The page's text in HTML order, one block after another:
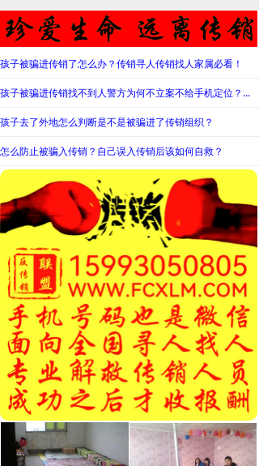
孩子被骗进传销了怎么办？传销寻人传销找人家属必看！
孩子被骗进传销找不到人警方为何不立案不给手机定位？警察不管怎么办？
孩子去了外地怎么判断是不是被骗进了传销组织？
怎么防止被骗入传销？自己误入传销后该如何自救？